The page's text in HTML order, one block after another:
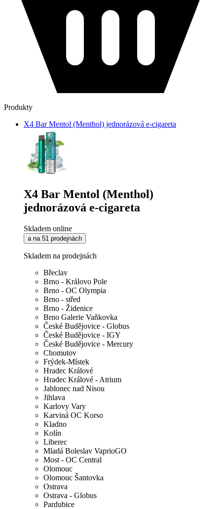
Produkty
X4 Bar Mentol (Menthol) jednorázová e-cigareta
X4 Bar Mentol (Menthol)
jednorázová e-cigareta
Skladem online
a na 51 prodejnách
Skladem na prodejnách
Břeclav
Brno - Královo Pole
Brno - OC Olympia
Brno - střed
Brno - Židenice
Brno Galerie Vaňkovka
České Budějovice - Globus
České Budějovice - IGY
České Budějovice - Mercury
Chomutov
Frýdek-Místek
Hradec Králové
Hradec Králové - Atrium
Jablonec nad Nisou
Jihlava
Karlovy Vary
Karviná OC Korso
Kladno
Kolín
Liberec
Mladá Boleslav VaprioGO
Most - OC Central
Olomouc
Olomouc Šantovka
Ostrava
Ostrava - Globus
Pardubice